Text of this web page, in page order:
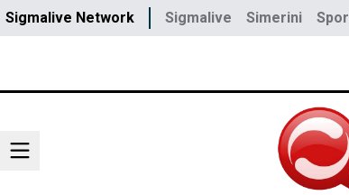
Sigmalive Network Sigmalive Simerini